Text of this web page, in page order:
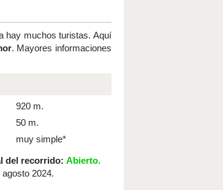
hay muchos turistas. Aquí
. Mayores informaciones
920 m.
50 m.
muy simple*
del recorrido: Abierto.
2024.